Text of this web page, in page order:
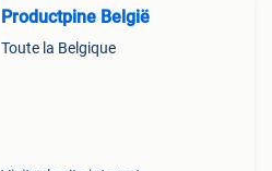
Productpine België
Toute la Belgique